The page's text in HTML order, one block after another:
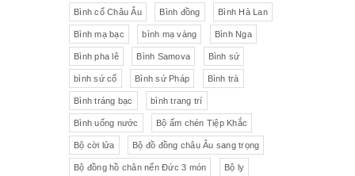
Đồ trang trí khác Đèn
Đồ sứ khác Tranh sơn dầu
Đồ sứ nhỏ Đôn bình
Âu sứ có nắp Gạt tàn
Ly pha lê Liễn cổ
Liên Xô
Cộng hòa Séc- chợ đồ cổ Praha
pha lê Tiệp Đồ sứ Tiệp
Sứ Đức Italia, Germany
VebR- Đức Royal Schwabap
Bình cổ Châu Âu Bình đồng Bình Hà Lan
Bình mạ bạc bình mạ vàng Bình Nga
Bình pha lê Bình Samova Bình sứ
bình sứ cổ Bình sứ Pháp Bình trà
Bình tráng bạc bình trang trí
Bình uống nước Bộ ấm chén Tiệp Khắc
Bộ cời lửa Bộ đồ đồng châu Âu sang trọng
Bộ đồng hồ chân nến Đức 3 món Bộ ly